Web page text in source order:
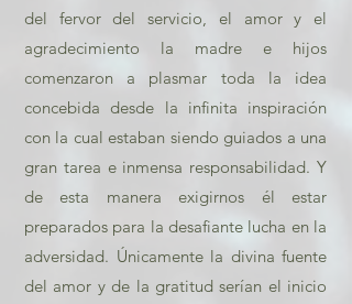
del fervor del servicio, el amor y el
agradecimiento la madre e hijos
comenzaron a plasmar toda la idea
concebida desde la infinita inspiración
con la cual estaban siendo guiados a una
gran tarea e inmensa responsabilidad. Y
de esta manera exigirnos él estar
preparados para la desafiante lucha en la
adversidad. Únicamente la divina fuente
del amor y de la gratitud serían el inicio